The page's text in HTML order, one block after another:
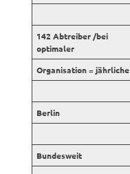
142 Abtreiber /bei
optimaler
Organisation=jährliche
Berlin
Bundesweit